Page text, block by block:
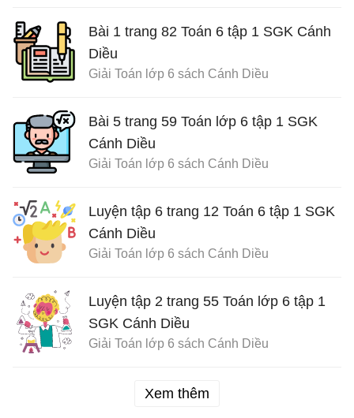
Bài 1 trang 82 Toán 6 tập 1 SGK Cánh
Diều
Giải Toán lớp 6 sách Cánh Diều
Bài 5 trang 59 Toán lớp 6 tập 1 SGK
Cánh Diều
Giải Toán lớp 6 sách Cánh Diều
Luyện tập 6 trang 12 Toán 6 tập 1 SGK
Cánh Diều
Giải Toán lớp 6 sách Cánh Diều
Luyện tập 2 trang 55 Toán lớp 6 tập 1
SGK Cánh Diều
Giải Toán lớp 6 sách Cánh Diều
Xem thêm